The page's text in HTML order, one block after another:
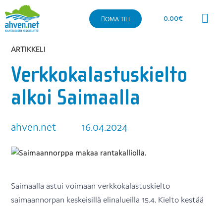
OMA TILI 0.00€
ARTIKKELI
Verkkokalastuskielto
alkoi Saimaalla
ahven.net 16.04.2024
Saimaalla astui voimaan verkkokalastuskielto
saimaannorpan keskeisillä elinalueilla 15.4. Kielto kestää